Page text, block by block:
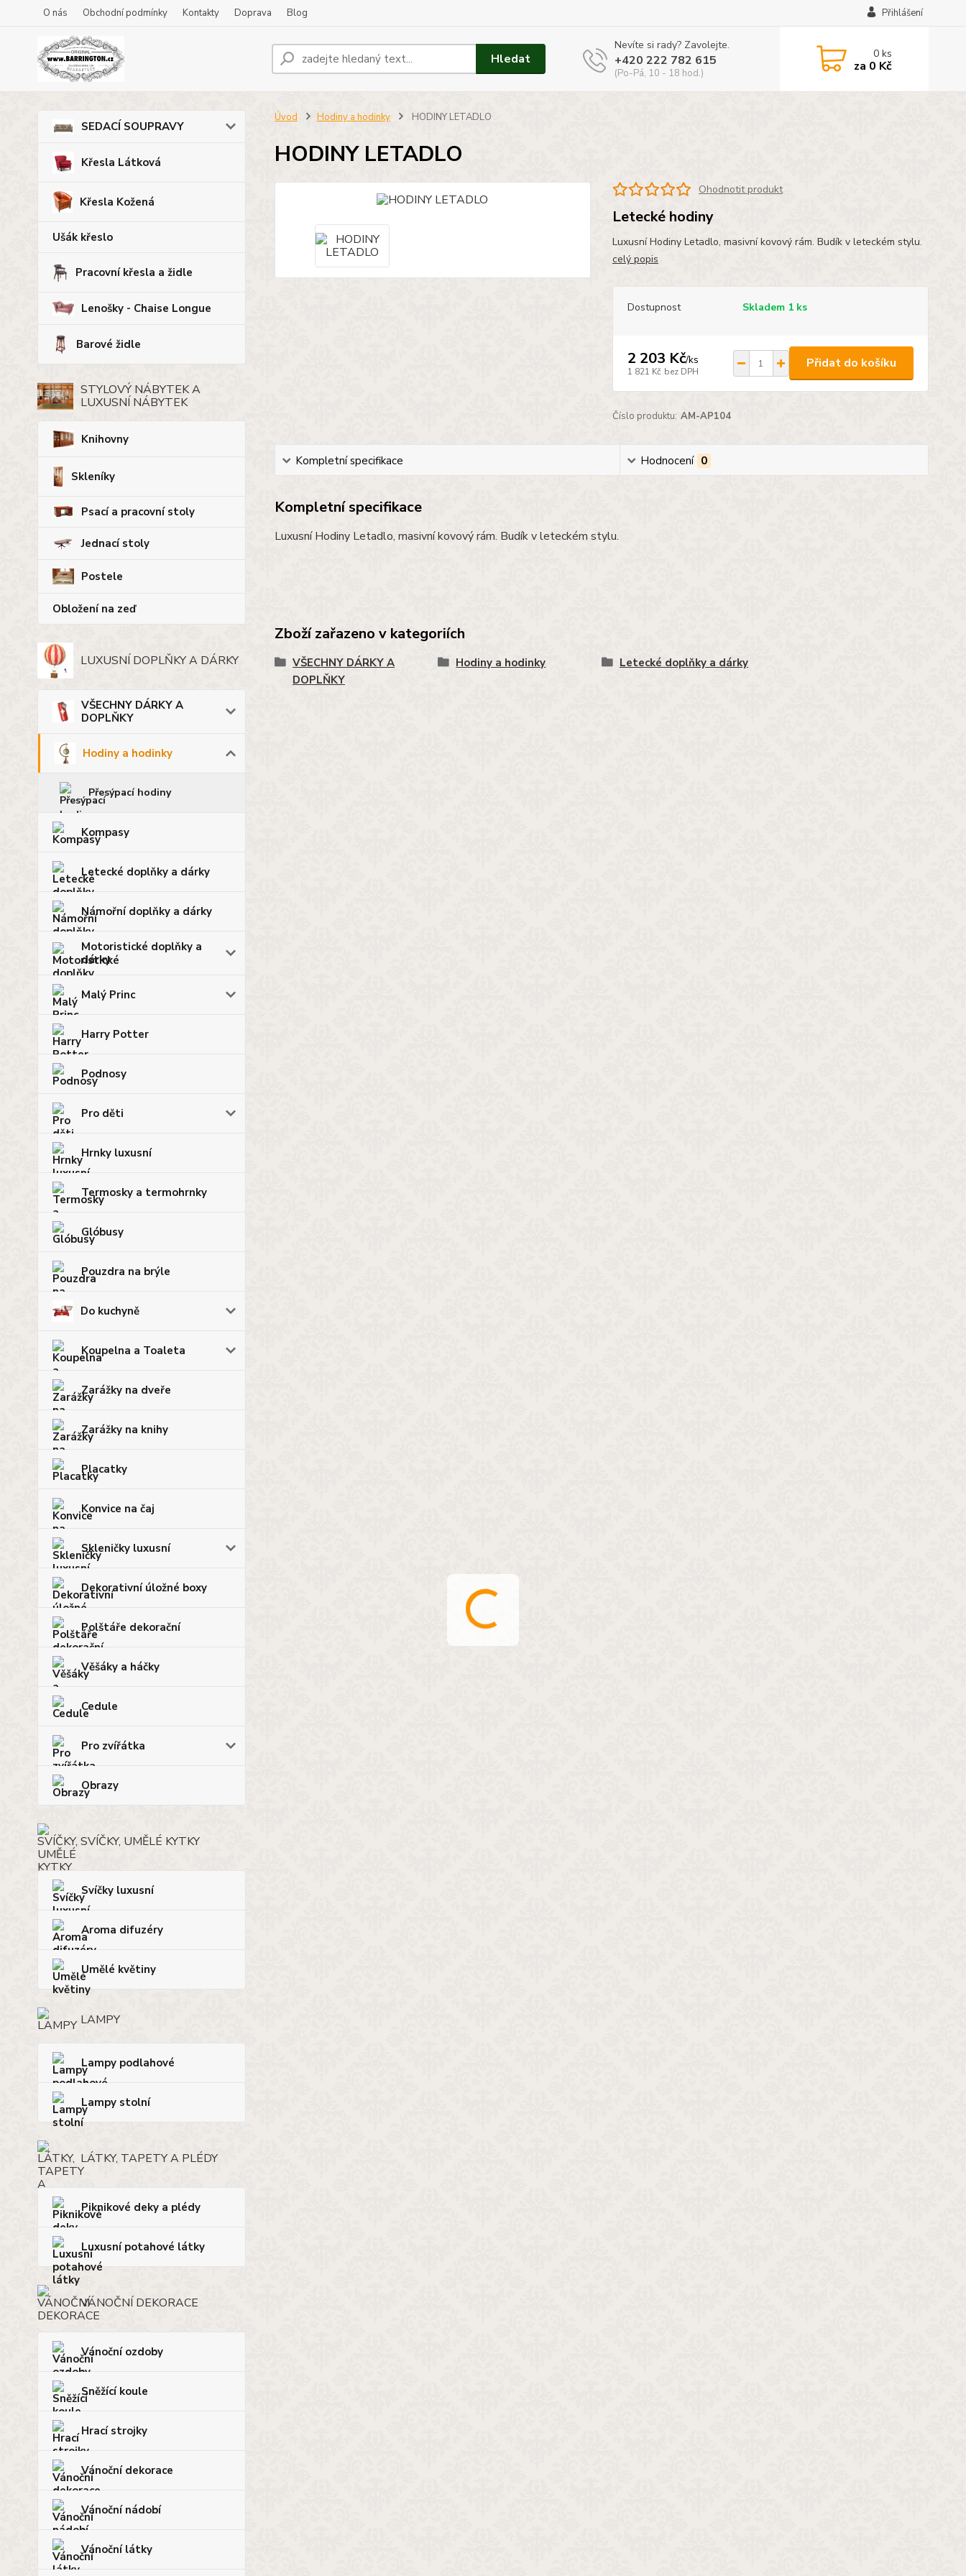
O nás Obchodní podmínky Kontakty Doprava Blog Přihlášení
Hledat
Nevíte si rady? Zavolejte.
+420 222 782 615
(Po-Pá, 10 - 18 hod.)
0ks
za 0 Kč
SEDACÍ SOUPRAVY
Křesla Látková
Křesla Kožená
Ušák křeslo
Pracovní křesla a židle
Lenošky - Chaise Longue
Barové židle
STYLOVÝ NÁBYTEK A
LUXUSNÍ NÁBYTEK
Knihovny
Skleníky
Psací a pracovní stoly
Jednací stoly
Postele
Obložení na zeď
LUXUSNÍ DOPLŇKY A DÁRKY
VŠECHNY DÁRKY A
DOPLŇKY
Hodiny a hodinky
Přesýpací hodiny
Kompasy
Letecké doplňky a dárky
Námořní doplňky a dárky
Motoristické doplňky a
dárky
Malý Princ
Harry Potter
Podnosy
Pro děti
Hrnky luxusní
Termosky a termohrnky
Glóbusy
Pouzdra na brýle
Do kuchyně
Koupelna a Toaleta
Zarážky na dveře
Zarážky na knihy
Placatky
Konvice na čaj
Skleničky luxusní
Dekorativní úložné boxy
Polštáře dekorační
Věšáky a háčky
Cedule
Pro zvířátka
Obrazy
SVÍČKY, UMĚLÉ KYTKY
Svíčky luxusní
Aroma difuzéry
Umělé květiny
LAMPY
Lampy podlahové
Lampy stolní
LÁTKY, TAPETY A PLÉDY
Piknikové deky a plédy
Luxusní potahové látky
VÁNOČNÍ DEKORACE
Vánoční ozdoby
Sněžící koule
Hrací strojky
Vánoční dekorace
Vánoční nádobí
Vánoční látky
Úvod Hodiny a hodinky HODINY LETADLO
HODINY LETADLO
Ohodnotit produkt
Letecké hodiny
Luxusní Hodiny Letadlo, masivní kovový rám. Budík v leteckém stylu.
celý popis
Dostupnost Skladem 1 ks
2 203 Kč/ks
1 821 Kč bez DPH
Přidat do košíku
Číslo produktu: AM-AP104
Kompletní specifikace Hodnocení 0
Kompletní specifikace
Luxusní Hodiny Letadlo, masivní kovový rám. Budík v leteckém stylu.
Zboží zařazeno v kategoriích
VŠECHNY DÁRKY A
DOPLŇKY
Hodiny a hodinky Letecké doplňky a dárky